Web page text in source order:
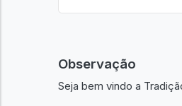
Observação
Seja bem vindo a